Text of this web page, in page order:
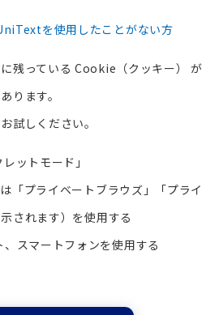
を使用したことがない方
残っている Cookie（クッキー） が
ります。
試しください。
ットモード」
プライベートブラウズ」「プライ
されます）を使用する
スマートフォンを使用する